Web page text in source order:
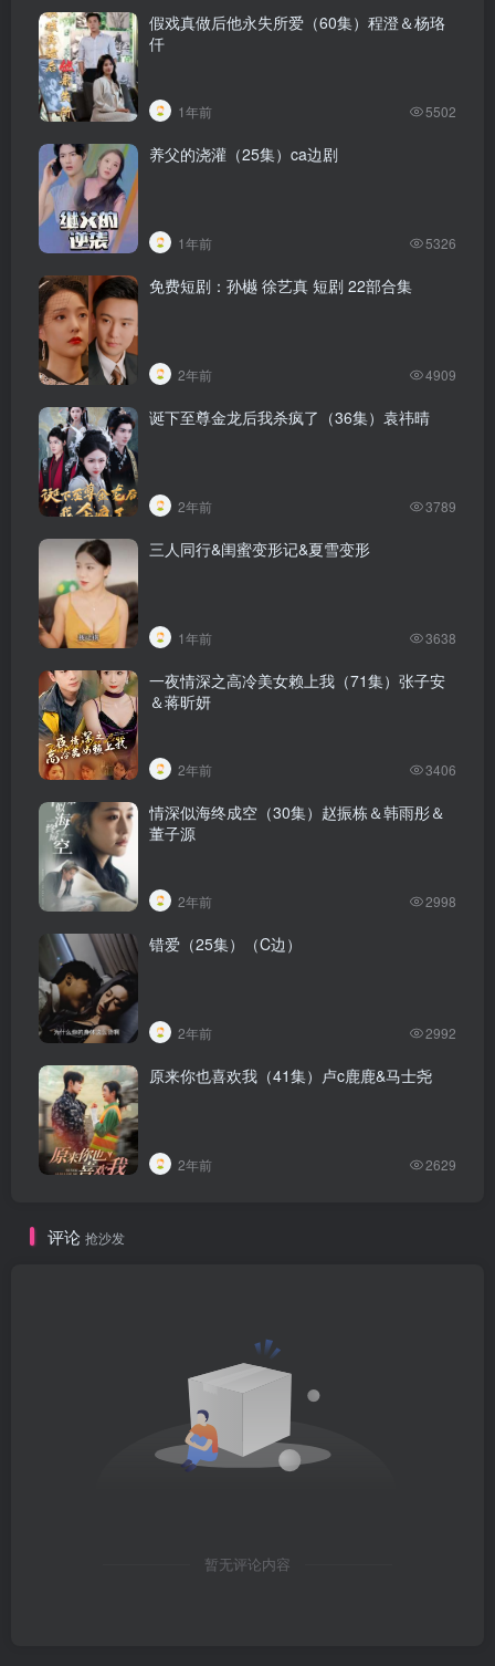
假戏真做后他永失所爱（60集）程澄＆杨珞
仟
1年前 5502
养父的浇灌（25集）ca边剧
1年前 5326
免费短剧：孙樾 徐艺真 短剧 22部合集
2年前 4909
诞下至尊金龙后我杀疯了（36集）袁祎晴
2年前 3789
三人同行&闺蜜变形记&夏雪变形
1年前 3638
一夜情深之高冷美女赖上我（71集）张子安
＆蒋昕妍
2年前 3406
情深似海终成空（30集）赵振栋＆韩雨彤＆
董子源
2年前 2998
错爱（25集）（C边）
2年前 2992
原来你也喜欢我（41集）卢c鹿鹿&马士尧
2年前 2629
评论 抢沙发
暂无评论内容